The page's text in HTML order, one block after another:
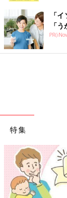
「
「
特集
【ワクチン接種で